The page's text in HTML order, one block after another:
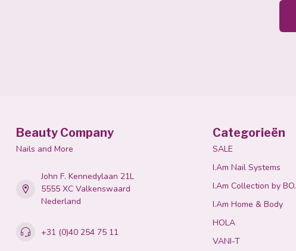
Beauty Company
Nails and More
John F. Kennedylaan 21L
5555 XC Valkenswaard
Nederland
+31 (0)40 254 75 11
Categorieën
SALE
I.Am Nail Systems
I.Am Collection by BO.
I.Am Home & Body
HOLA
VANI-T